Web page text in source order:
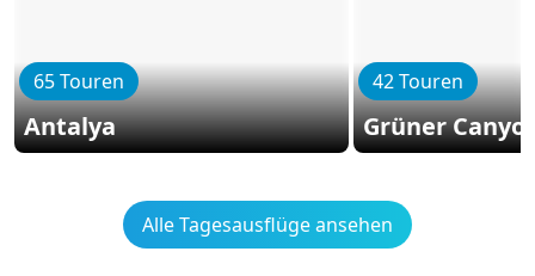
65 Touren
Antalya
42 Touren
Grüner
Alle Tagesausflüge ansehen